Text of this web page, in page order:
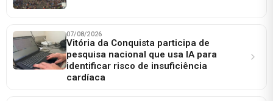
07/08/2026
Vitória da Conquista participa de
pesquisa nacional que usa IA para
identificar risco de insuficiência
cardíaca